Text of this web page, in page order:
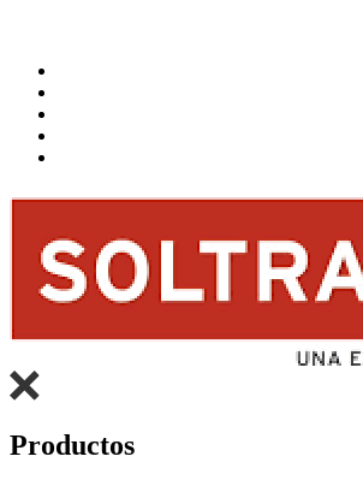
Productos